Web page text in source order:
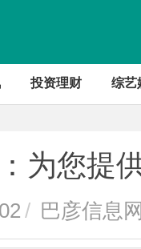
投资理财 综艺
为您提
/ 巴彦信息